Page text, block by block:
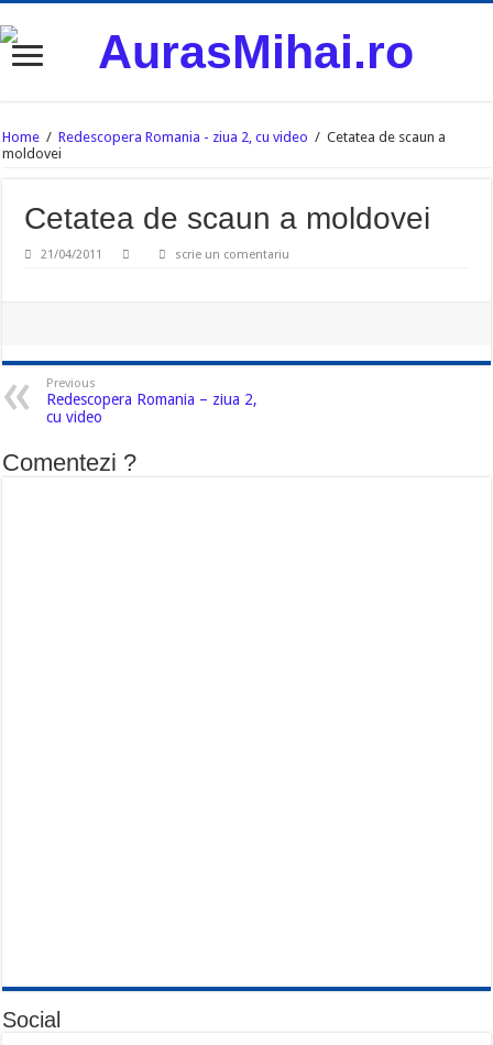
Home / Redescopera Romania - ziua 2, cu video / Cetatea de scaun a
moldovei
Cetatea de scaun a moldovei
21/04/2011 scrie un comentariu
Previous
Redescopera Romania – ziua 2,
cu video
Comentezi ?
Social